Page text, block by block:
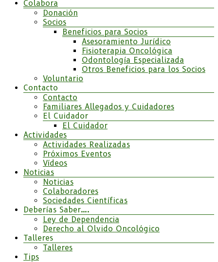
Colabora
Donación
Socios
Beneficios para Socios
Asesoramiento Jurídico
Fisioterapia Oncológica
Odontología Especializada
Otros Beneficios para los Socios
Voluntario
Contacto
Contacto
Familiares Allegados y Cuidadores
El Cuidador
El Cuidador
Actividades
Actividades Realizadas
Próximos Eventos
Vídeos
Noticias
Noticias
Colaboradores
Sociedades Científicas
Deberías Saber….
Ley de Dependencia
Derecho al Olvido Oncológico
Talleres
Talleres
Tips